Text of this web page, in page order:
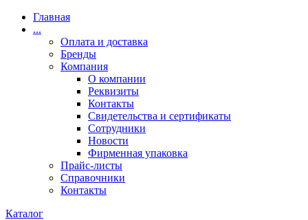
Главная
...
Оплата и доставка
Бренды
Компания
О компании
Реквизиты
Контакты
Свидетельства и сертификаты
Сотрудники
Новости
Фирменная упаковка
Прайс-листы
Справочники
Контакты
Каталог